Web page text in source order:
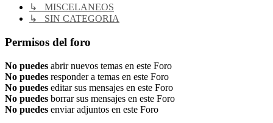
↳ MISCELANEOS
↳ SIN CATEGORIA
Permisos del foro
No puedes abrir nuevos temas en este Foro
No puedes responder a temas en este Foro
No puedes editar sus mensajes en este Foro
No puedes borrar sus mensajes en este Foro
No puedes enviar adjuntos en este Foro